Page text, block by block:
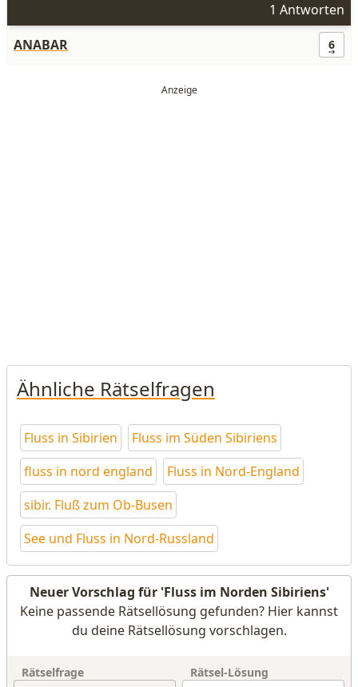
1 Antworten
ANABAR
6
Ähnliche Rätselfragen
Fluss in Sibirien
Fluss im Süden Sibiriens
fluss in nord england
Fluss in Nord-England
sibir. Fluß zum Ob-Busen
See und Fluss in Nord-Russland
Neuer Vorschlag für 'Fluss im Norden Sibiriens'
Keine passende Rätsellösung gefunden? Hier kannst
du deine Rätsellösung vorschlagen.
Rätselfrage Rätsel-Lösung